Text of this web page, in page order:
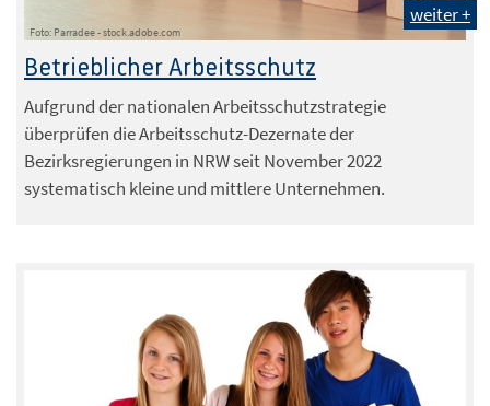
Foto: Parradee - stock.adobe.com
weiter +
Betrieblicher Arbeitsschutz
Aufgrund der nationalen Arbeitsschutzstrategie
überprüfen die Arbeitsschutz-Dezernate der
Bezirksregierungen in NRW seit November 2022
systematisch kleine und mittlere Unternehmen.